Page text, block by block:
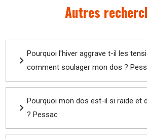
Autres
Pourquoi l'hiver aggrave t-il les
comment soulager mon dos ?
Pourquoi mon dos est-il si raide et
? Pessac